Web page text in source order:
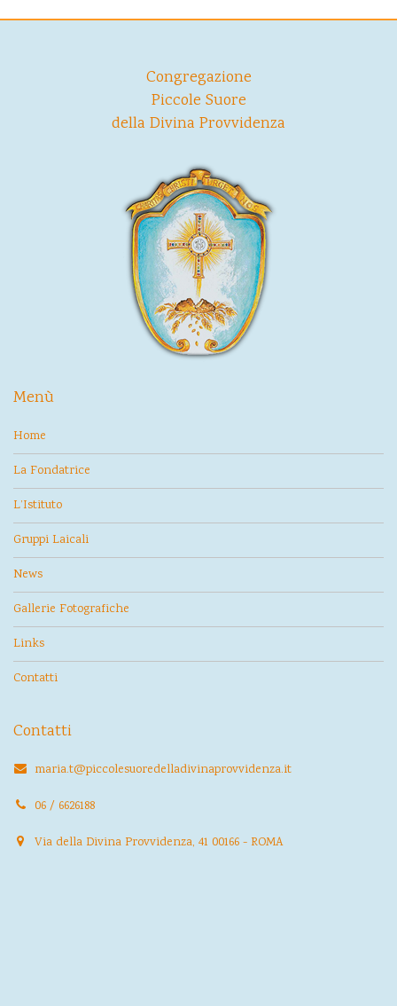
Congregazione
Piccole Suore
della Divina Provvidenza
Menù
Home
La Fondatrice
L’Istituto
Gruppi Laicali
News
Gallerie Fotografiche
Links
Contatti
Contatti
maria.t@piccolesuoredelladivinaprovvidenza.it
06 / 6626188
Via della Divina Provvidenza, 41 00166 - ROMA